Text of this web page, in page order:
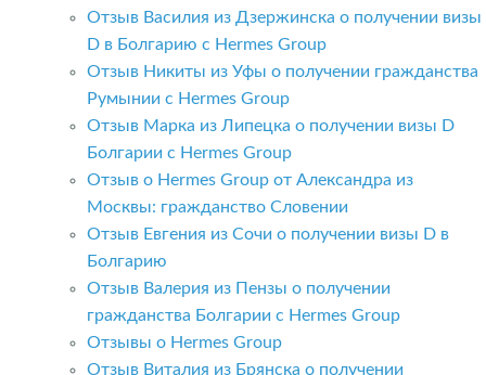
Отзыв Василия из Дзержинска о получении визы
D в Болгарию с Hermes Group
Отзыв Никиты из Уфы о получении гражданства
Румынии с Hermes Group
Отзыв Марка из Липецка о получении визы D
Болгарии с Hermes Group
Отзыв о Hermes Group от Александра из
Москвы: гражданство Словении
Отзыв Евгения из Сочи о получении визы D в
Болгарию
Отзыв Валерия из Пензы о получении
гражданства Болгарии с Hermes Group
Отзывы о Hermes Group
Отзыв Виталия из Брянска о получении